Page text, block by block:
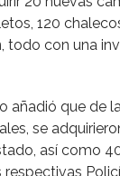
120
todo con una
añadió que de
se
así como